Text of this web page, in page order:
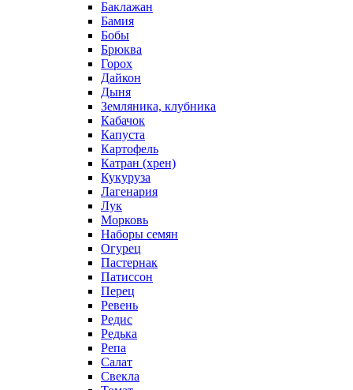
Баклажан
Бамия
Бобы
Брюква
Горох
Дайкон
Дыня
Земляника, клубника
Кабачок
Капуста
Картофель
Катран (хрен)
Кукуруза
Лагенария
Лук
Морковь
Наборы семян
Огурец
Пастернак
Патиссон
Перец
Ревень
Редис
Редька
Репа
Салат
Свекла